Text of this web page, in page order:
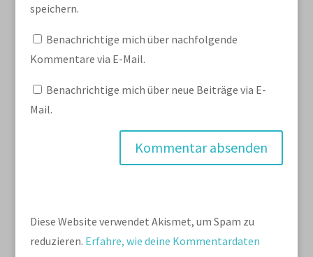
speichern.
Benachrichtige mich über nachfolgende
Kommentare via E-Mail.
Benachrichtige mich über neue Beiträge via E-
Mail.
Diese Website verwendet Akismet, um Spam zu
reduzieren. Erfahre, wie deine Kommentardaten